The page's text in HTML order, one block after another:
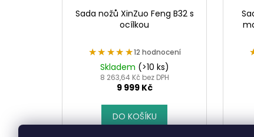
Sada nožů XinZuo Feng B32 s
ocílkou
★★★★★
★★★★★12 hodnocení
Skladem (>10 ks)
8 263,64 Kč bez DPH
9 999 Kč
DO KOŠÍKU